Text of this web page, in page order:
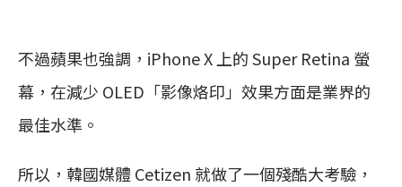
不過蘋果也強調，iPhone X 上的 Super Retina 螢
幕，在減少 OLED「影像烙印」效果方面是業界的
最佳水準。
所以，韓國媒體 Cetizen 就做了一個殘酷大考驗，